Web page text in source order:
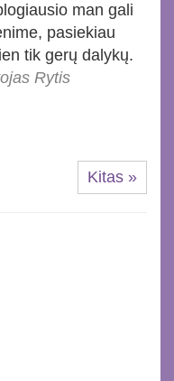
man gali
pasiekiau
tik gerų dalykų.
Rytis
Kitas »